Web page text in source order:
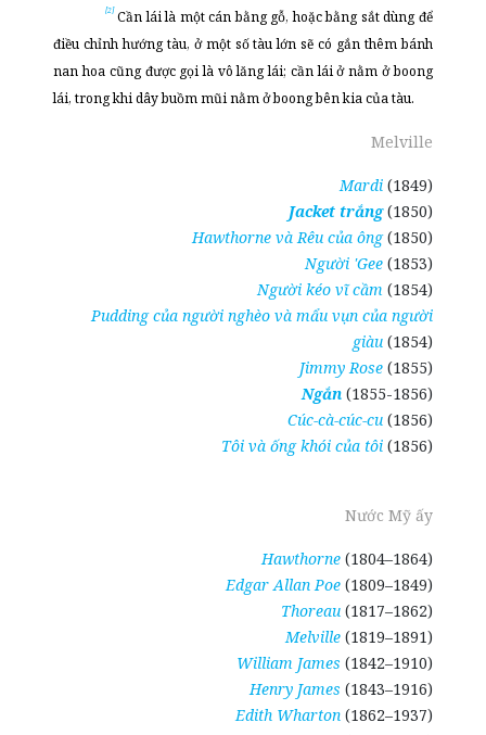
[2]Cần lái là một cán bằng gỗ, hoặc bằng sắt dùng để
điều chỉnh hướng tàu, ở một số tàu lớn sẽ có gắn thêm bánh
nan hoa cũng được gọi là vô lăng lái; cần lái ở nằm ở boong
lái, trong khi dây buồm mũi nằm ở boong bên kia của tàu.
Melville
Mardi (1849)
Jacket trắng (1850)
Hawthorne và Rêu của ông(1850)
Người 'Gee(1853)
Người kéo vĩ cầm(1854)
Pudding của người nghèo và mẩu vụn của người
giàu(1854)
Jimmy Rose(1855)
Ngắn(1855-1856)
Cúc-cà-cúc-cu(1856)
Tôi và ống khói của tôi(1856)
Nước Mỹ ấy
Hawthorne(1804–1864)
Edgar Allan Poe(1809–1849)
Thoreau(1817–1862)
Melville(1819–1891)
William James (1842–1910)
Henry James (1843–1916)
Edith Wharton(1862–1937)